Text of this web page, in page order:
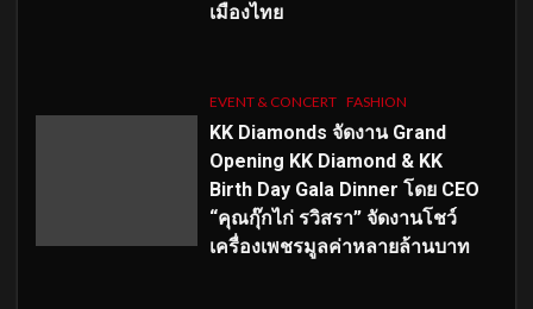
เมืองไทย
EVENT & CONCERT FASHION
KK Diamonds จัดงาน Grand
Opening KK Diamond & KK
Birth Day Gala Dinner โดย CEO
“คุณกุ๊กไก่ รวิสรา” จัดงานโชว์
เครื่องเพชรมูลค่าหลายล้านบาท